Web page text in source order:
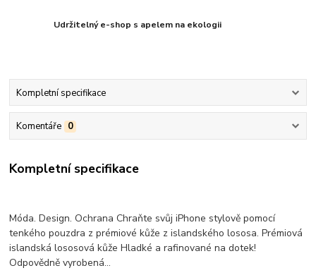
Udržitelný e-shop s apelem na ekologii
Kompletní specifikace
Komentáře 0
Kompletní specifikace
Móda. Design. Ochrana Chraňte svůj iPhone stylově pomocí
tenkého pouzdra z prémiové kůže z islandského lososa. Prémiová
islandská lososová kůže Hladké a rafinované na dotek!
Odpovědně vyrobená…